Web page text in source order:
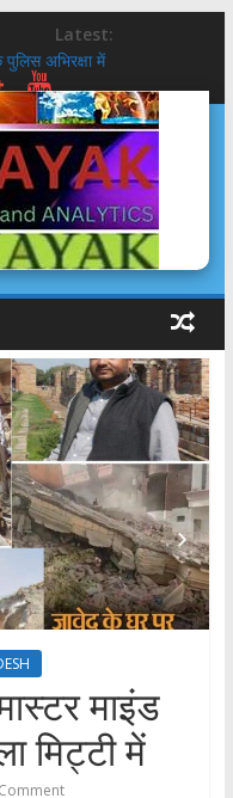
Latest:
होने से क्या रुक सकते हैं
अभिरक्षा में
कार्यकत्री पुरस्कार 51
Z?
मांसाहार गड्ड-मड्ड….
माइंड
मिट्टी में